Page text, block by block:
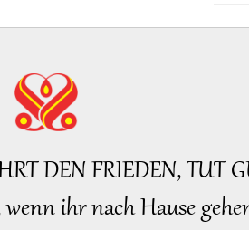
DEN FRIEDEN, TUT
ihr nach Hause